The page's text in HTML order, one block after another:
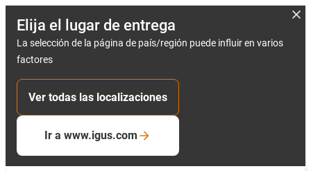
Elija el lugar de entrega
La selección de la página de país/región puede influir en varios
factores
Ver todas las localizaciones
Ir a www.igus.com